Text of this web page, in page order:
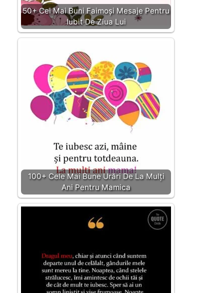
50+ Cei Mai Buni Faimoși Mesaje Pentru
Iubit De Ziua Lui
100+ Cele Mai Bune Urări De La Mulți
Ani Pentru Mamica